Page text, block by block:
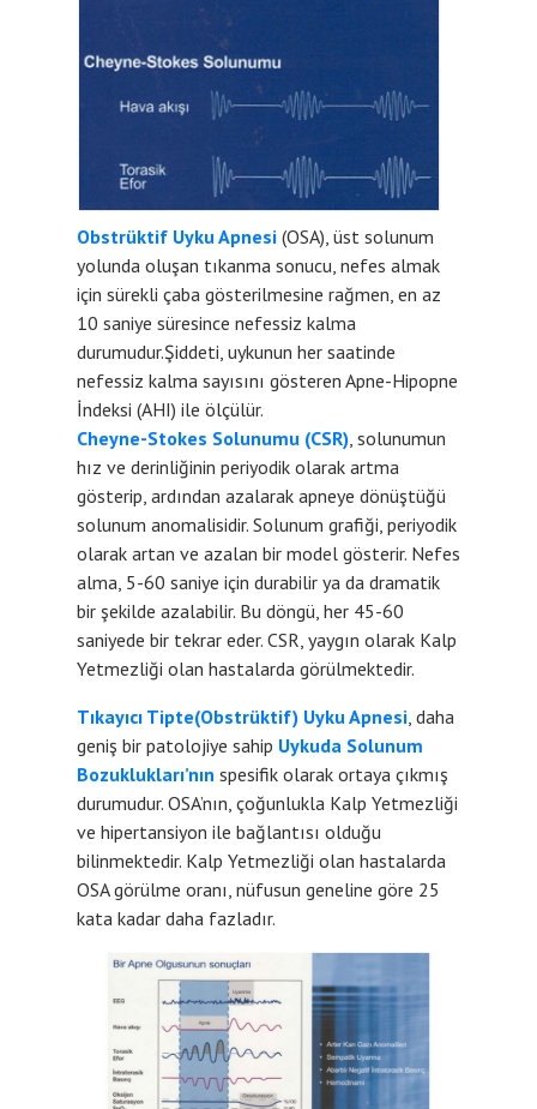
Obstrüktif Uyku Apnesi (OSA), üst solunum
yolunda oluşan tıkanma sonucu, nefes almak
için sürekli çaba gösterilmesine rağmen, en az
10 saniye süresince nefessiz kalma
durumudur.Şiddeti, uykunun her saatinde
nefessiz kalma sayısını gösteren Apne-Hipopne
İndeksi (AHI) ile ölçülür.
Cheyne-Stokes Solunumu (CSR), solunumun
hız ve derinliğinin periyodik olarak artma
gösterip, ardından azalarak apneye dönüştüğü
solunum anomalisidir. Solunum grafiği, periyodik
olarak artan ve azalan bir model gösterir. Nefes
alma, 5-60 saniye için durabilir ya da dramatik
bir şekilde azalabilir. Bu döngü, her 45-60
saniyede bir tekrar eder. CSR, yaygın olarak Kalp
Yetmezliği olan hastalarda görülmektedir.
Tıkayıcı Tipte(Obstrüktif) Uyku Apnesi, daha
geniş bir patolojiye sahip Uykuda Solunum
Bozuklukları’nın spesifik olarak ortaya çıkmış
durumudur. OSA’nın, çoğunlukla Kalp Yetmezliği
ve hipertansiyon ile bağlantısı olduğu
bilinmektedir. Kalp Yetmezliği olan hastalarda
OSA görülme oranı, nüfusun geneline göre 25
kata kadar daha fazladır.